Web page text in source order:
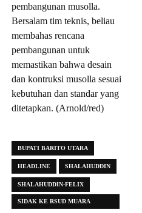
pembangunan musolla.
Bersalam tim teknis, beliau
membahas rencana
pembangunan untuk
memastikan bahwa desain
dan kontruksi musolla sesuai
kebutuhan dan standar yang
ditetapkan. (Arnold/red)
BUPATI BARITO UTARA
HEADLINE SHALAHUDDIN
SHALAHUDDIN-FELIX
SIDAK KE RSUD MUARA